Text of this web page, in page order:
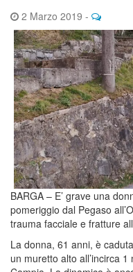
2 Marzo 2019 -
BARGA – E’ grave una
pomeriggio dal Pegaso
trauma facciale e fratture
La donna, 61 anni, è
un muretto alto all’incirca